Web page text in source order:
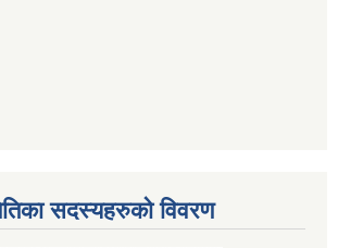
सदस्यहरुको विवरण